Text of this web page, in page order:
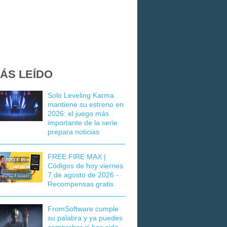
LEÍDO
Solo Leveling Karma
mantiene su estreno en
2026: el juego más
importante de la serie
prepara noticias
FREE FIRE MAX |
Códigos de hoy viernes
7 de agosto de 2026 -
Recompensas gratis
FromSoftware cumple
su palabra y ya puedes